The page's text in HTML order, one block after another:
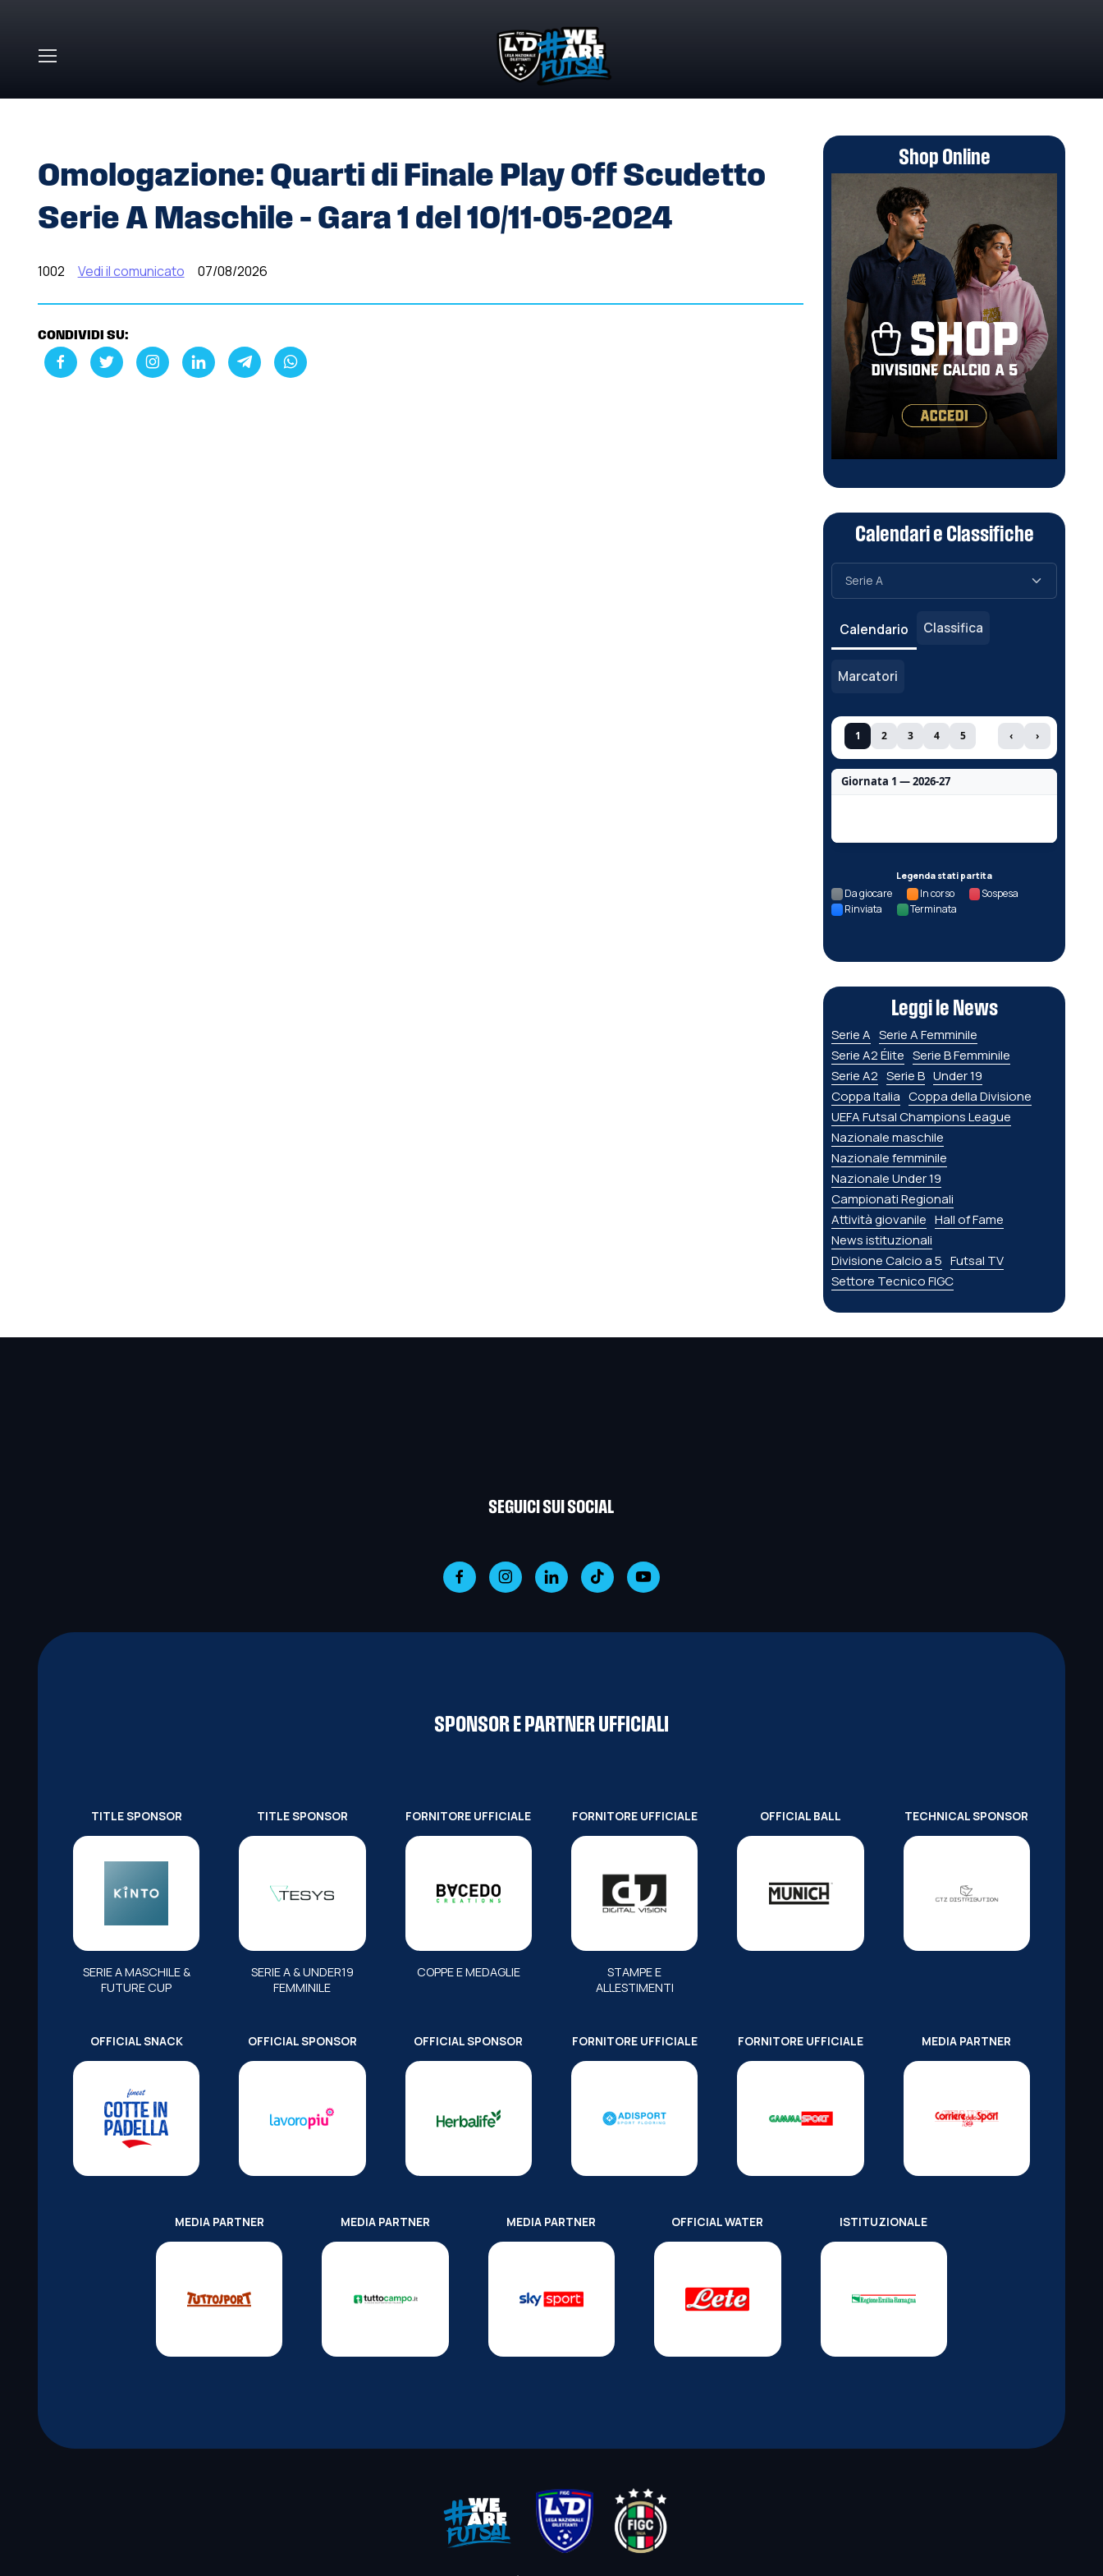
Omologazione: Quarti di Finale Play Off Scudetto
Serie A Maschile – Gara 1 del 10/11-05-2024
1002 Vedi il comunicato 07/08/2026
CONDIVIDI SU:
Shop Online
Calendari e Classifiche
Calendario Classifica
Marcatori
1 2 3 4 5 ‹ ›
Giornata 1 — 2026-27
Legenda stati partita
Da giocare In corso
Sospesa
Rinviata
Terminata
Leggi le News
Serie A Serie A Femminile
Serie A2 Élite Serie B Femminile
Serie A2 Serie B Under 19
Coppa Italia Coppa della Divisione
UEFA Futsal Champions League
Nazionale maschile
Nazionale femminile
Nazionale Under 19
Campionati Regionali
Attività giovanile Hall of Fame
News istituzionali
Divisione Calcio a 5 Futsal TV
Settore Tecnico FIGC
SEGUICI SUI SOCIAL
SPONSOR E PARTNER UFFICIALI
TITLE SPONSOR
SERIE A MASCHILE &
FUTURE CUP
TITLE SPONSOR
SERIE A & UNDER19
FEMMINILE
FORNITORE UFFICIALE
COPPE E MEDAGLIE
FORNITORE UFFICIALE
STAMPE E
ALLESTIMENTI
OFFICIAL BALL TECHNICAL SPONSOR
OFFICIAL SNACK OFFICIAL SPONSOR OFFICIAL SPONSOR FORNITORE UFFICIALE FORNITORE UFFICIALE MEDIA PARTNER
MEDIA PARTNER MEDIA PARTNER MEDIA PARTNER OFFICIAL WATER ISTITUZIONALE